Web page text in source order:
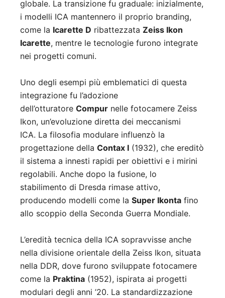
globale. La transizione fu graduale: inizialmente,
i modelli ICA mantennero il proprio branding,
come la Icarette D ribattezzata Zeiss Ikon
Icarette, mentre le tecnologie furono integrate
nei progetti comuni.
Uno degli esempi più emblematici di questa
integrazione fu l’adozione
dell’otturatore Compur nelle fotocamere Zeiss
Ikon, un’evoluzione diretta dei meccanismi
ICA. La filosofia modulare influenzò la
progettazione della Contax I (1932), che ereditò
il sistema a innesti rapidi per obiettivi e i mirini
regolabili. Anche dopo la fusione, lo
stabilimento di Dresda rimase attivo,
producendo modelli come la Super Ikonta fino
allo scoppio della Seconda Guerra Mondiale.
L’eredità tecnica della ICA sopravvisse anche
nella divisione orientale della Zeiss Ikon, situata
nella DDR, dove furono sviluppate fotocamere
come la Praktina (1952), ispirata ai progetti
modulari degli anni ’20. La standardizzazione